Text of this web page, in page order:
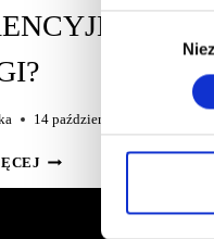
Wybór
14 października 2024
JAK